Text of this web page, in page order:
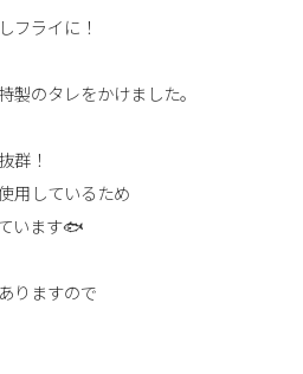
フライに！
製のタレをかけました。
群！
用しているため
います🐟
りますので